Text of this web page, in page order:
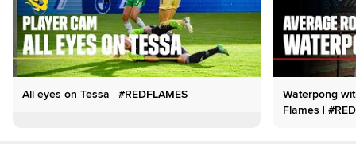
All eyes on Tessa | #REDFLAMES
Waterpong
Flames |